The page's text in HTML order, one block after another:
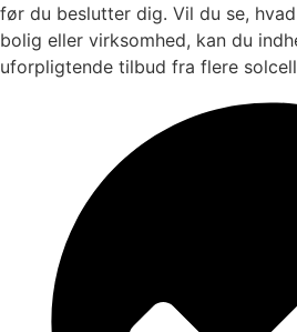
før du beslutter dig. Vil du se,
bolig eller virksomhed, kan du
uforpligtende tilbud fra flere